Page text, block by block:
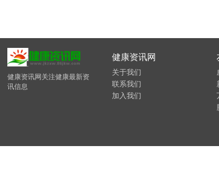
健康资讯网关注健康最新资
讯信息
健康资讯网
关于我们
联系我们
加入我们